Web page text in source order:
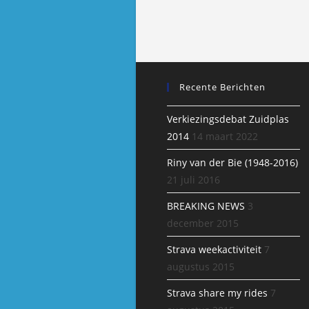
Recente Berichten
Verkiezingsdebat Zuidplas
2014 14 maart 2022
Riny van der Bie (1948-2016)
21 juli 2016
BREAKING NEWS 3
december 2015
Strava weekactiviteit 7
augustus 2015
Strava share my rides 7